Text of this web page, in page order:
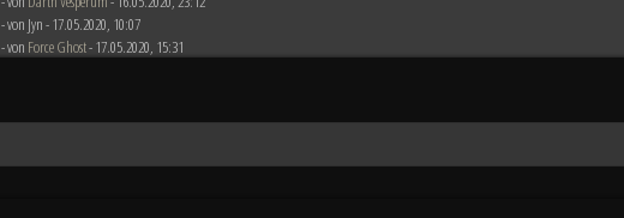
- von Jyn - 17.05.2020, 10:07
- von Force Ghost- 17.05.2020, 15:31